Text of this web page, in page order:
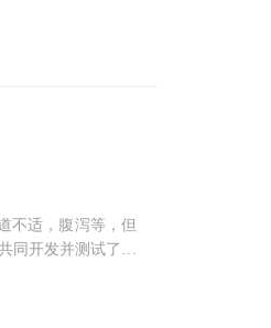
不适，腹泻等，但
同开发并测试了含